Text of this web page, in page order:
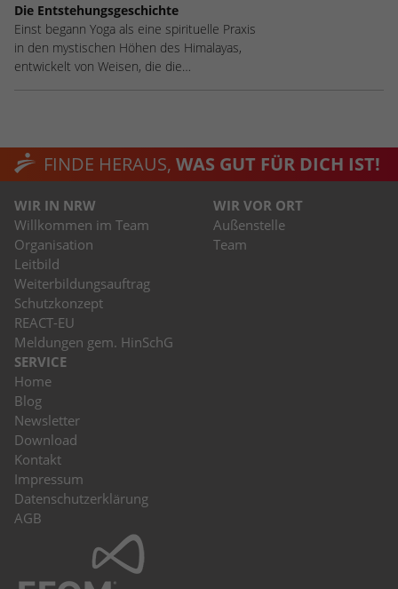
Die Entstehungsgeschichte
Einst begann Yoga als eine spirituelle Praxis
in den mystischen Höhen des Himalayas,
entwickelt von Weisen, die die…
FINDE HERAUS, WAS GUT FÜR DICH IST!
WIR IN NRW
Willkommen im Team
Organisation
Leitbild
Weiterbildungsauftrag
Schutzkonzept
REACT-EU
Meldungen gem. HinSchG
WIR VOR ORT
Außenstelle
Team
SERVICE
Home
Blog
Newsletter
Download
Kontakt
Impressum
Datenschutzerklärung
AGB